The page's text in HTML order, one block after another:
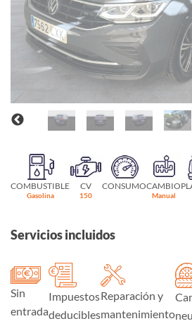
COMBUSTIBLE
Gasolina
CV
150
CONSUMOCAMBIO
Manual
Servicios incluidos
Sin
entrada
Impuestos
deducibles
Reparación y
mantenimiento